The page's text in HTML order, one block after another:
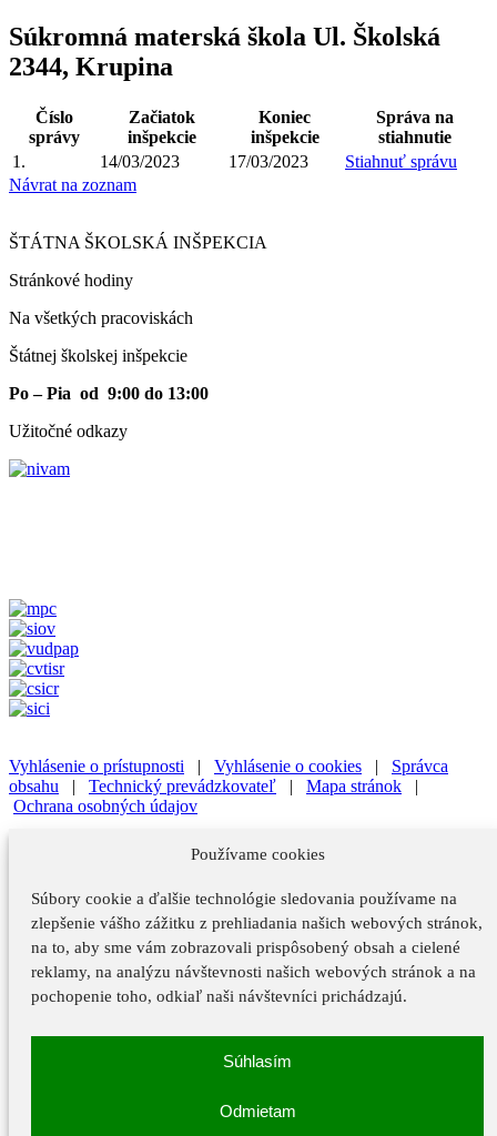
Používame cookies
Súbory cookie a ďalšie technológie sledovania používame na
zlepšenie vášho zážitku z prehliadania našich webových stránok,
na to, aby sme vám zobrazovali prispôsobený obsah a cielené
reklamy, na analýzu návštevnosti našich webových stránok a na
pochopenie toho, odkiaľ naši návštevníci prichádzajú.
Súhlasím
Odmietam
Súkromná materská škola Ul. Školská
2344, Krupina
Číslo
správy
Začiatok
inšpekcie
Koniec
inšpekcie
Správa na
stiahnutie
1.
14/03/2023 17/03/2023
Stiahnuť správu
Návrat na zoznam
ŠTÁTNA ŠKOLSKÁ INŠPEKCIA
Stránkové hodiny​
Na všetkých pracoviskách
Štátnej školskej inšpekcie
Po – Pia od 9:00 do 13:00
Užitočné odkazy
Vyhlásenie o prístupnosti | Vyhlásenie o cookies | Správca
obsahu | Technický prevádzkovateľ | Mapa stránok |
Ochrana osobných údajov
Vyhlásenie o cookies
Technický prevádzkovateľ|Mapa stránok|Ochrana osobných
údajov
Vyhlásenie o prístupnosti
Vyhlásenie o cookies
Správca obsahu